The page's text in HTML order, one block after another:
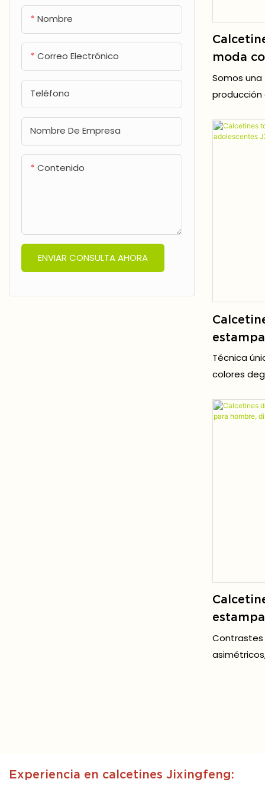
rodilla
Hombres de rodilla calcetines
altos
Nombre
Correo Electrónico
Teléfono
Nombre De Empresa
Contenido
ENVIAR CONSULTA AHORA
moda
Somos
digital de
nítidos,
Técnica
colores
ropa
Y2K.
original,
Contrastes
Experiencia en calcetines Jixingfeng: